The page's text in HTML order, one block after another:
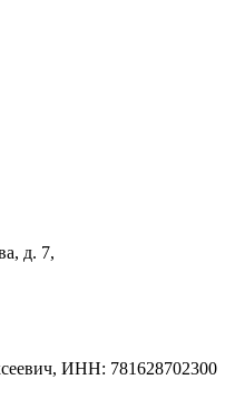
д. 7,
ИНН: 781628702300